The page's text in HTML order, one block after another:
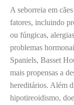
A seborreia em
fatores, incluindo
ou fúngicas,
problemas
Spaniels, Basset
mais propensas a
hereditários. Além
hipotireoidismo,